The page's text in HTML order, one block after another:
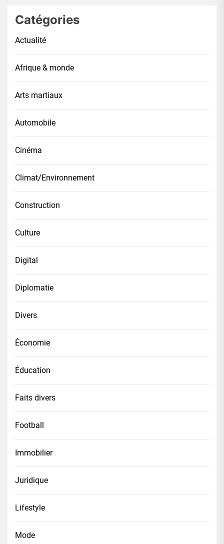
Catégories
Actualité
Afrique & monde
Arts martiaux
Automobile
Cinéma
Climat/Environnement
Construction
Culture
Digital
Diplomatie
Divers
Économie
Éducation
Faits divers
Football
Immobilier
Juridique
Lifestyle
Mode